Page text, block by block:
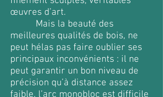
œuvres d’art.
Mais la beauté des
meilleures qualités de bois, ne
peut hélas pas faire oublier ses
principaux inconvénients : il ne
peut garantir un bon niveau de
précision qu’à distance assez